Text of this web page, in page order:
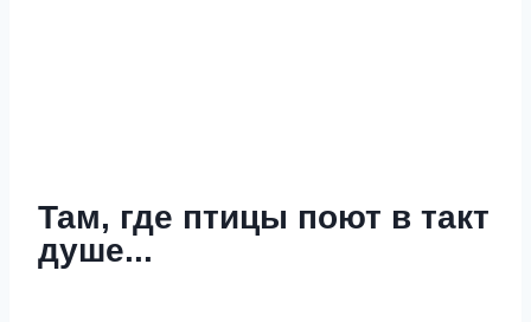
Там, где птицы поют в такт
душе...